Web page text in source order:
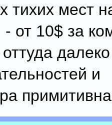
тихих мест
от 10$ за
и